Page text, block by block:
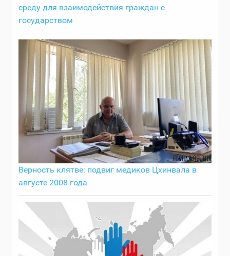
среду для взаимодействия граждан с
государством
Верность клятве: подвиг медиков Цхинвала в
августе 2008 года